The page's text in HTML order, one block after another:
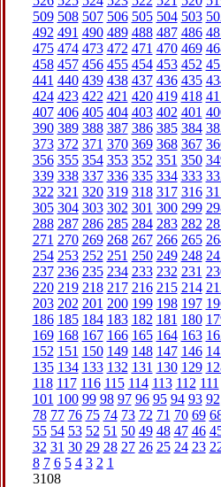
509 508 507 506 505 504 503
492 491 490 489 488 487 486
475 474 473 472 471 470 469
458 457 456 455 454 453 452
441 440 439 438 437 436 435
424 423 422 421 420 419 418
407 406 405 404 403 402 401
390 389 388 387 386 385 384
373 372 371 370 369 368 367
356 355 354 353 352 351 350
339 338 337 336 335 334 333
322 321 320 319 318 317 316
305 304 303 302 301 300 299
288 287 286 285 284 283 282
271 270 269 268 267 266 265
254 253 252 251 250 249 248
237 236 235 234 233 232 231
220 219 218 217 216 215 214
203 202 201 200 199 198 197
186 185 184 183 182 181 180
169 168 167 166 165 164 163
152 151 150 149 148 147 146
135 134 133 132 131 130 129
118 117 116 115 114 113 112 111
101 100 99 98 97 96 95 94 93 92
78 77 76 75 74 73 72 71 70 69
55 54 53 52 51 50 49 48 47 46
32 31 30 29 28 27 26 25 24 23
8 7 6 5 4 3 2 1
3108